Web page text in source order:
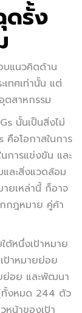
ดรั้ง
บแนวคิดด้าน
ทศเท่านั้น แต่
ตสาหกรรม
นั้นเป็นสิ่งไม่
คือโอกาสในการ
การแข่งขัน และ
ละสิ่งแวดล้อม
ยเหล่านี้ ก็อาจ
กฎหมาย คู่ค้า
ต้หนึ่งเป้าหมาย
ป้าหมายย่อย
ย่อย และพัฒนา
งหมด 244 ตัว